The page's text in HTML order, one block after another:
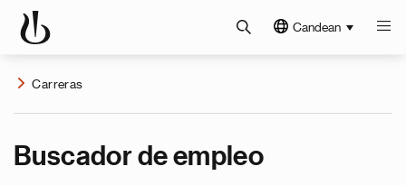
Candean
Carreras
Buscador de empleo